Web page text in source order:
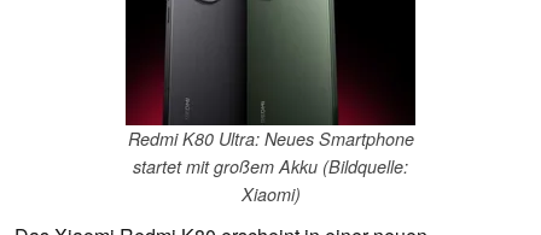
Redmi K80 Ultra: Neues Smartphone
startet mit großem Akku (Bildquelle:
Xiaomi)